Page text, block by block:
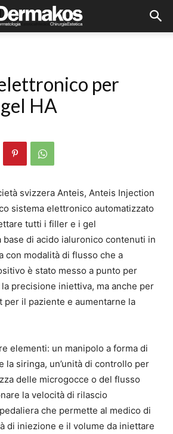
per
HA
svizzera Anteis, Anteis Injection
sistema elettronico automatizzato
tutti i filler e i gel
di acido ialuronico contenuti in
con modalità di flusso che a
è stato messo a punto per
precisione iniettiva, ma anche per
il paziente e aumentarne la
elementi: un manipolo a forma di
la siringa, un’unità di controllo per
delle microgocce o del flusso
la velocità di rilascio
che permette al medico di
di iniezione e il volume da iniettare